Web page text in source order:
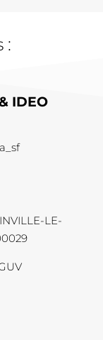
:
IDEO
LE-